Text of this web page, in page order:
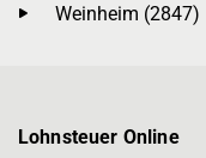
Weinheim (2847)
Lohnsteuer Online